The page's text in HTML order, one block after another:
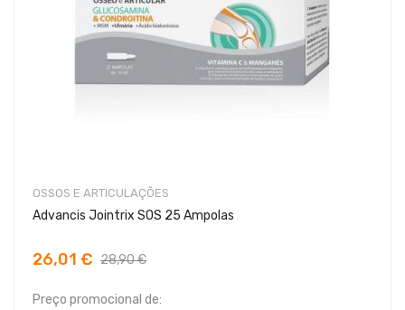
OSSOS E ARTICULAÇÕES
Advancis Jointrix SOS 25 Ampolas
26,01 € 28,90 €
Preço promocional de: